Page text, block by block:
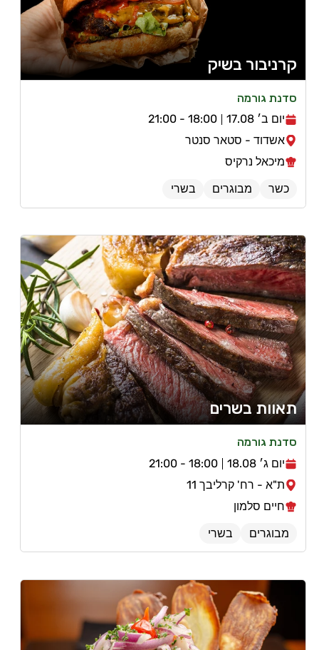
קרניבור בשיק
סדנת גורמה
יום ב׳ 17.08
18:00 - 21:00
אשדוד - סטאר סנטר
מיכאל נרקיס
כשר
מבוגרים בשרי
תאוות בשרים
סדנת גורמה
יום ג׳ 18.08
18:00 - 21:00
ת"א - רח' קרליבך 11
חיים סלמון
מבוגרים
בשרי